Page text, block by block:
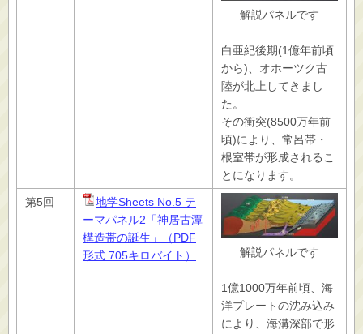
解説パネルです
白亜紀後期(1億年前頃
から)、オホーツク古
陸が北上してきまし
た。
その衝突(8500万年前
頃)により、常呂帯・
根室帯が形成されるこ
とになります。
第5回
地学Sheets No.5 テ
ーマパネル2「神居古潭
構造帯の誕生」（PDF
形式 705キロバイト）
解説パネルです
1億1000万年前頃、海
洋プレートの沈み込み
により、海溝深部で形